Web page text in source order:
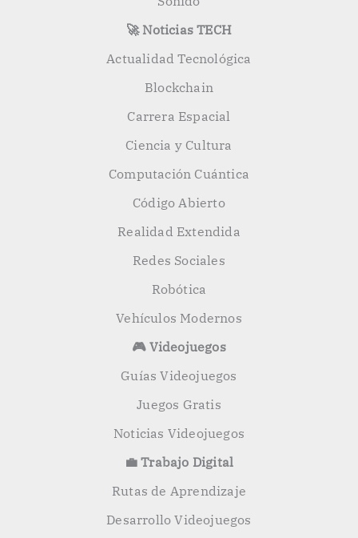
🚀 Noticias TECH
Actualidad Tecnológica
Blockchain
Carrera Espacial
Ciencia y Cultura
Computación Cuántica
Código Abierto
Realidad Extendida
Redes Sociales
Robótica
Vehículos Modernos
🎮 Videojuegos
Guías Videojuegos
Juegos Gratis
Noticias Videojuegos
💼 Trabajo Digital
Rutas de Aprendizaje
Desarrollo Videojuegos